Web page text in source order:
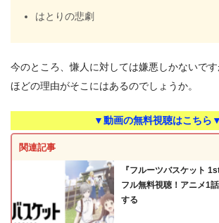
はとりの悲劇
今のところ、慊人に対しては嫌悪しかないで
ほどの理由がそこにはあるのでしょうか。
▼動画の無料視聴はこちら▼
関連記事
『フルーツバスケット
フル無料視聴！アニメ1
する